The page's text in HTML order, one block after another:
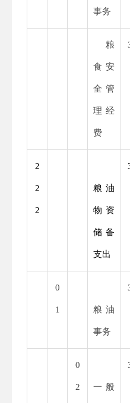
事务
粮
食安
全管
理经
费
2
2
2
粮油
物资
储备
支出
0
1 粮油
事务
0
2 一般